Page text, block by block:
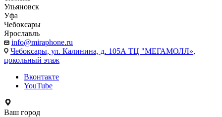
Ульяновск
Уфа
Чебоксары
Ярославль
info@miraphone.ru
Чебоксары, ул. Калинина, д. 105А ТЦ "МЕГАМОЛЛ»,
цокольный этаж
Вконтакте
YouTube
Ваш город